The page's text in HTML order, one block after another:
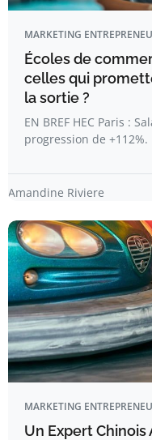
MARKETING
Écoles de
celles qui
la sortie ?
EN BREF HEC Paris :
progression de
Amandine Riviere
MARKETING
Un Expert Chinois